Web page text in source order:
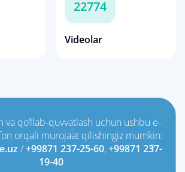
22774
Videolar
va qo‘llab-quvvatlash uchun ushbu e-
orqali murojaat qilishingiz mumkin:
/+99871 237-25-60,+99871 237-
19-40